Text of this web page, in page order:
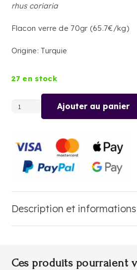
rhus coriaria
Flacon verre de 70gr (65.7€/kg)
Origine: Turquie
27 en stock
quantité
Ajouter au panier
Description et informations
Ces produits pourraient